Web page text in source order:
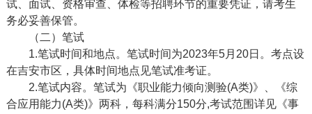
试、面试、资格审查、体检等招聘环节的重要凭证，请考生
务必妥善保管。
（二）笔试
1.笔试时间和地点。笔试时间为2023年5月 20日 。考点设
在吉安市区，具体时间地点 见笔试准考证。
2.笔试内容。笔试为《职业能力倾向测验(A类)》、《综
合应用能力(A类)》两科，每科满分150分,考试范围详见《事